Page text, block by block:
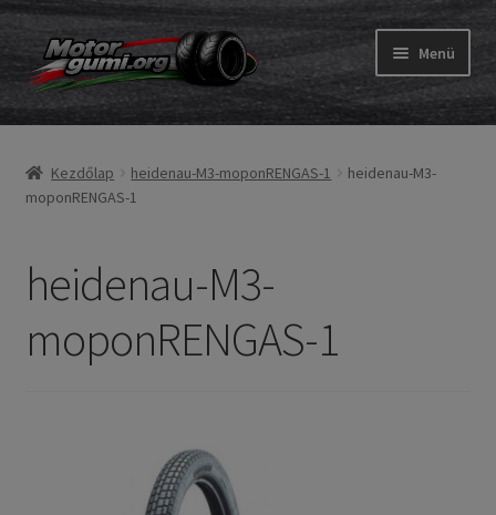
Ugrás
a
navigációhoz
Kilépés
a
tartalomba
Menü
Gumik
Expand
menu
Belső gumi és szalag
Expand
Gumi ABC
Márkák
Kezdőlap heidenau-M3-moponRENGAS-1
heidenau-M3-
moponRENGAS-1
heidenau-M3-
moponRENGAS-1